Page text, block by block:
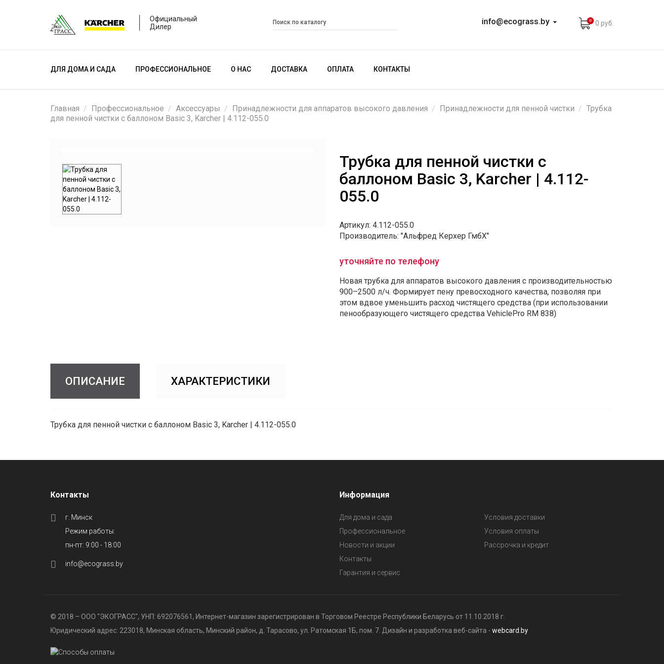
Официальный
Дилер
0 0 руб.
info@ecograss.by
ДЛЯ ДОМА И САДА ПРОФЕССИОНАЛЬНОЕ О НАС ДОСТАВКА ОПЛАТА КОНТАКТЫ
Главная Профессиональное Аксессуары Принадлежности для аппаратов высокого давления Принадлежности для пенной чистки
Трубка
для пенной чистки с баллоном Basic 3, Karcher | 4.112-055.0
Трубка для пенной чистки с
баллоном Basic 3, Karcher | 4.112-
055.0
Артикул: 4.112-055.0
Производитель: "Альфред Керхер ГмбХ"
уточняйте по телефону
Новая трубка для аппаратов высокого давления с производительностью
900–2500 л/ч. Формирует пену превосходного качества, позволяя при
этом вдвое уменьшить расход чистящего средства (при использовании
пенообразующего чистящего средства VehiclePro RM 838)
ОПИСАНИЕ ХАРАКТЕРИСТИКИ
Трубка для пенной чистки с баллоном Basic 3, Karcher | 4.112-055.0
Контакты
г. Минск
Режим работы:
пн-пт: 9:00 - 18:00
info@ecograss.by
Информация
Для дома и сада
Профессиональное
Новости и акции
Контакты
Гарантия и сервис
Условия доставки
Условия оплаты
Рассрочка и кредит
© 2018 – ООО "ЭКОГРАСС", УНП: 692076561, Интернет-магазин зарегистрирован в Торговом Реестре Республики Беларусь от 11.10.2018 г.
Юридический адрес: 223018, Минская область, Минский район, д. Тарасово, ул. Ратомская 1Б, пом. 7. Дизайн и разработка веб-сайта - webcard.by